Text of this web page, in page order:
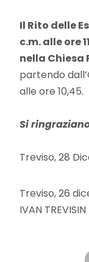
Il Rito delle
c.m. alle ore
nella Chiesa
partendo
alle ore 10,45.
Si
Treviso, 28
Treviso, 26
IVAN